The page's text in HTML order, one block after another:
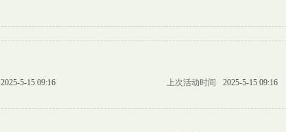
2025-5-15 09:16 上次活动时间
2025-5-15 09:16